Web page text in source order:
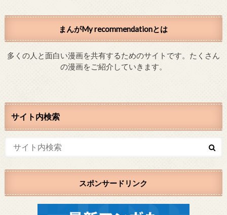
まんがMy recommendationとは
多くの人と面白い漫画を共有するためのサイトです。たくさん
の漫画をご紹介していきます。
サイト内検索
スポンサードリンク